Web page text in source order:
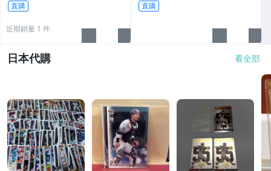
直購
近期銷量 1 件
直購
日本代購 看全部